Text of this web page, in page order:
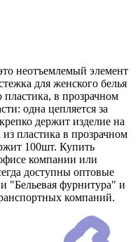
неотъемлемый элемент
для женского белья
в прозрачном
одна цепляется за
держит изделие на
пластика в прозрачном
100шт. Купить
компании или
доступны оптовые
"Бельевая фурнитура" и
компаний.